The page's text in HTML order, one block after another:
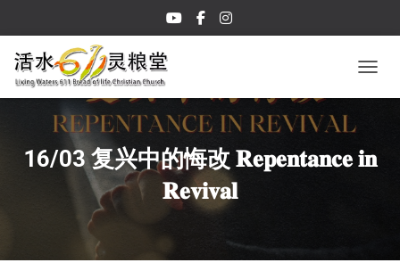
16/03 复兴中的悔改 𝐑𝐞𝐩𝐞𝐧𝐭𝐚𝐧𝐜𝐞 𝐢𝐧
𝐑𝐞𝐯𝐢𝐯𝐚𝐥